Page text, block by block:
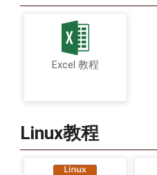
Excel 教程
Linux教程